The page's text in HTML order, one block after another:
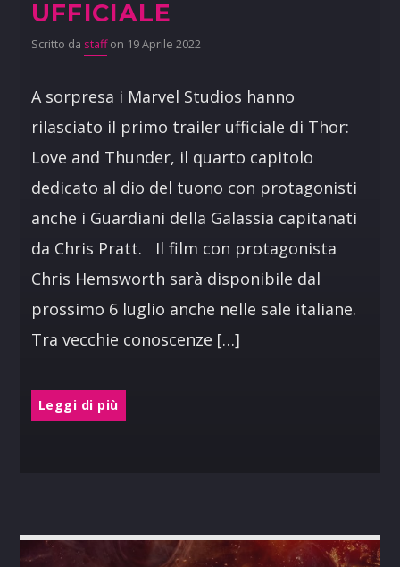
UFFICIALE
Scritto da staffon 19 Aprile 2022
A sorpresa i Marvel Studios hanno
rilasciato il primo trailer ufficiale di Thor:
Love and Thunder, il quarto capitolo
dedicato al dio del tuono con protagonisti
anche i Guardiani della Galassia capitanati
da Chris Pratt. Il film con protagonista
Chris Hemsworth sarà disponibile dal
prossimo 6 luglio anche nelle sale italiane.
Tra vecchie conoscenze […]
Leggi di più